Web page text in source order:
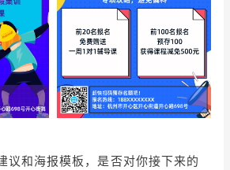
议和海报模板，是否对你接下来的